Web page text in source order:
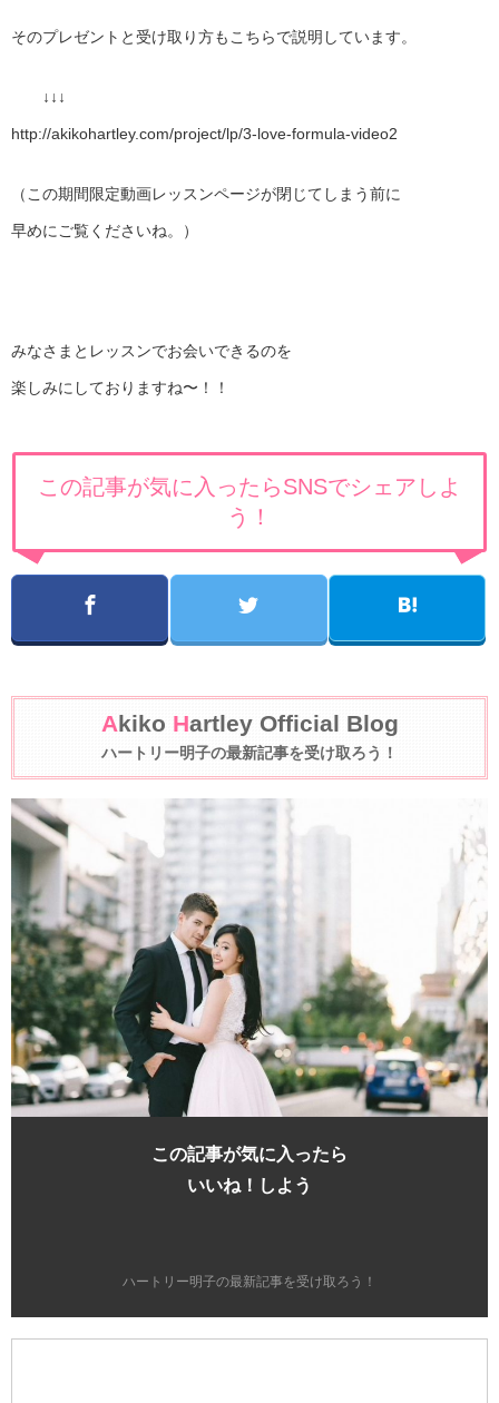
そのプレゼントと受け取り方もこちらで説明しています。
↓↓↓
http://akikohartley.com/project/lp/3-love-formula-video2
（この期間限定動画レッスンページが閉じてしまう前に
早めにご覧くださいね。）
みなさまとレッスンでお会いできるのを
楽しみにしておりますね〜！！
この記事が気に入ったらSNSでシェアしよ
う！
Akiko Hartley Official Blog
ハートリー明子の最新記事を受け取ろう！
この記事が気に入ったら
いいね！しよう
ハートリー明子の最新記事を受け取ろう！